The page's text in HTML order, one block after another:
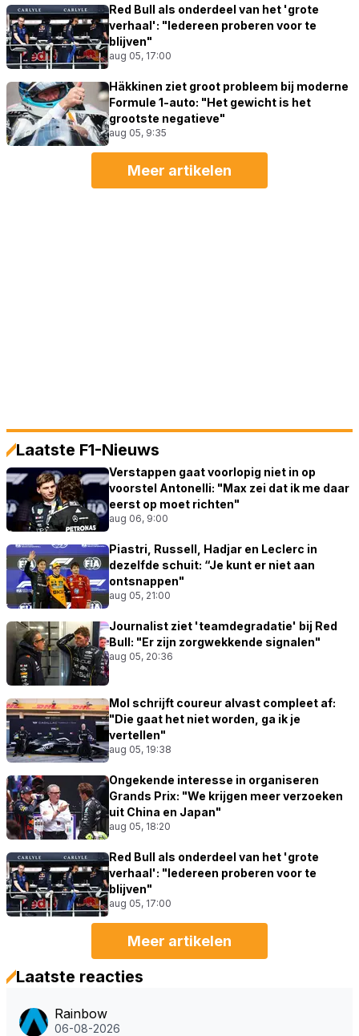
Red Bull als onderdeel van het 'grote
verhaal': "Iedereen proberen voor te
blijven"
aug 05, 17:00
Häkkinen ziet groot probleem bij moderne
Formule 1-auto: "Het gewicht is het
grootste negatieve"
aug 05, 9:35
Meer artikelen
Laatste F1-Nieuws
Verstappen gaat voorlopig niet in op
voorstel Antonelli: "Max zei dat ik me daar
eerst op moet richten"
aug 06, 9:00
Piastri, Russell, Hadjar en Leclerc in
dezelfde schuit: “Je kunt er niet aan
ontsnappen"
aug 05, 21:00
Journalist ziet 'teamdegradatie' bij Red
Bull: "Er zijn zorgwekkende signalen"
aug 05, 20:36
Mol schrijft coureur alvast compleet af:
"Die gaat het niet worden, ga ik je
vertellen"
aug 05, 19:38
Ongekende interesse in organiseren
Grands Prix: "We krijgen meer verzoeken
uit China en Japan"
aug 05, 18:20
Red Bull als onderdeel van het 'grote
verhaal': "Iedereen proberen voor te
blijven"
aug 05, 17:00
Meer artikelen
Laatste reacties
Rainbow
06-08-2026